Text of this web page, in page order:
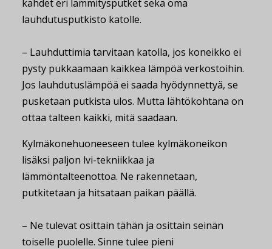
kahdet eri lämmitysputket sekä oma
lauhdutusputkisto katolle.
– Lauhduttimia tarvitaan katolla, jos koneikko ei
pysty pukkaamaan kaikkea lämpöä verkostoihin.
Jos lauhdutuslämpöä ei saada hyödynnettyä, se
pusketaan putkista ulos. Mutta lähtökohtana on
ottaa talteen kaikki, mitä saadaan.
Kylmäkonehuoneeseen tulee kylmäkoneikon
lisäksi paljon lvi-tekniikkaa ja
lämmöntalteenottoa. Ne rakennetaan,
putkitetaan ja hitsataan paikan päällä.
– Ne tulevat osittain tähän ja osittain seinän
toiselle puolelle. Sinne tulee pieni